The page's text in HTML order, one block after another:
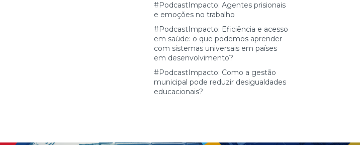
#PodcastImpacto: Agentes prisionais
e emoções no trabalho
#PodcastImpacto: Eficiência e acesso
em saúde: o que podemos aprender
com sistemas universais em países
em desenvolvimento?
#PodcastImpacto: Como a gestão
municipal pode reduzir desigualdades
educacionais?